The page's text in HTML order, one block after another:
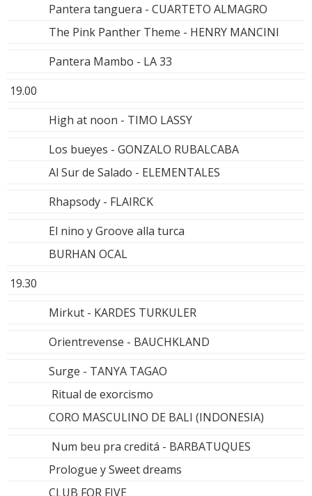
Pantera tanguera - CUARTETO ALMAGRO
The Pink Panther Theme - HENRY MANCINI
Pantera Mambo - LA 33
19.00
High at noon - TIMO LASSY
Los bueyes - GONZALO RUBALCABA
Al Sur de Salado - ELEMENTALES
Rhapsody - FLAIRCK
El nino y Groove alla turca
BURHAN OCAL
19.30
Mirkut - KARDES TURKULER
Orientrevense - BAUCHKLAND
Surge - TANYA TAGAO
Ritual de exorcismo
CORO MASCULINO DE BALI (INDONESIA)
Num beu pra creditá - BARBATUQUES
Prologue y Sweet dreams
CLUB FOR FIVE